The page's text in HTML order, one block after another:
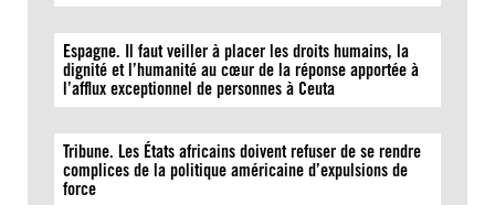
Espagne. Il faut veiller à placer les droits humains, la
dignité et l’humanité au cœur de la réponse apportée à
l’afflux exceptionnel de personnes à Ceuta
Tribune. Les États africains doivent refuser de se rendre
complices de la politique américaine d’expulsions de
force